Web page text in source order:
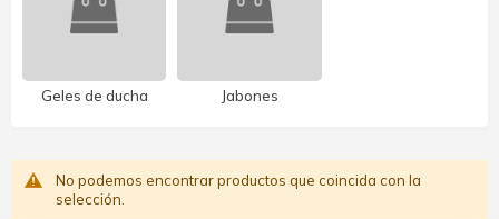
Geles de ducha Jabones
No podemos encontrar productos que coincida con la
selección.